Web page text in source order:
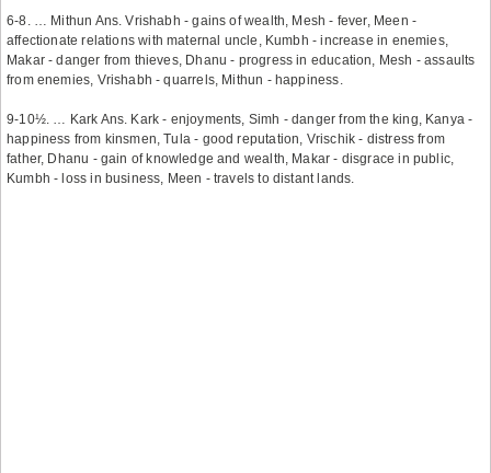
6-8. … Mithun Ans. Vrishabh - gains of wealth, Mesh - fever, Meen -
affectionate relations with maternal uncle, Kumbh - increase in enemies,
Makar - danger from thieves, Dhanu - progress in education, Mesh - assaults
from enemies, Vrishabh - quarrels, Mithun - happiness.
9-10½. … Kark Ans. Kark - enjoyments, Simh - danger from the king, Kanya -
happiness from kinsmen, Tula - good reputation, Vrischik - distress from
father, Dhanu - gain of knowledge and wealth, Makar - disgrace in public,
Kumbh - loss in business, Meen - travels to distant lands.